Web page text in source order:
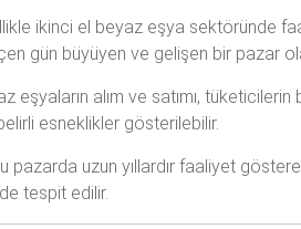
ikinci el beyaz eşya sektöründe
gün büyüyen ve gelişen bir pazar
eşyaların alım ve satımı,
esneklikler gösterilebilir.
pazarda uzun yıllardır faaliyet
tespit edilir.